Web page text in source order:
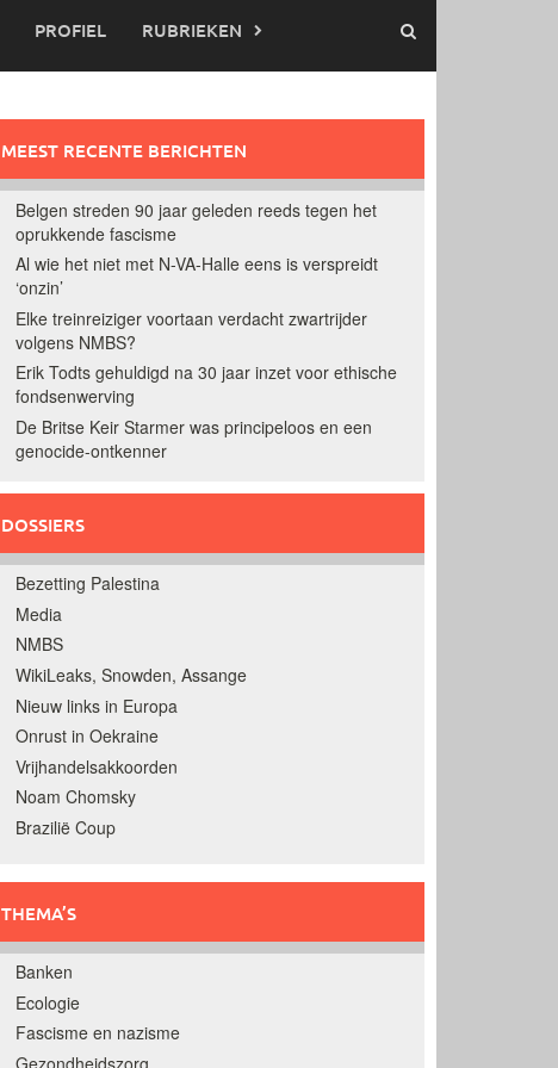
PROFIEL RUBRIEKEN
MEEST RECENTE BERICHTEN
Belgen streden 90 jaar geleden reeds tegen het
oprukkende fascisme
Al wie het niet met N-VA-Halle eens is verspreidt
‘onzin’
Elke treinreiziger voortaan verdacht zwartrijder
volgens NMBS?
Erik Todts gehuldigd na 30 jaar inzet voor ethische
fondsenwerving
De Britse Keir Starmer was principeloos en een
genocide-ontkenner
DOSSIERS
Bezetting Palestina
Media
NMBS
WikiLeaks, Snowden, Assange
Nieuw links in Europa
Onrust in Oekraine
Vrijhandelsakkoorden
Noam Chomsky
Brazilië Coup
THEMA’S
Banken
Ecologie
Fascisme en nazisme
Gezondheidszorg